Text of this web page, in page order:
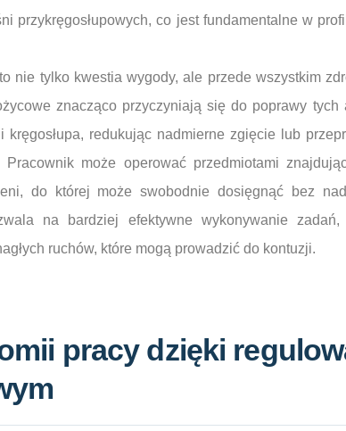
przykręgosłupowych, co jest fundamentalne w
nie tylko kwestia wygody, ale przede wszystkim
znacząco przyczyniają się do poprawy tych
redukując nadmierne zgięcie lub
może operować przedmiotami
do której może swobodnie dosięgnąć bez
na bardziej efektywne wykonywanie zadań,
ruchów, które mogą prowadzić do kontuzji.
pracy dzięki